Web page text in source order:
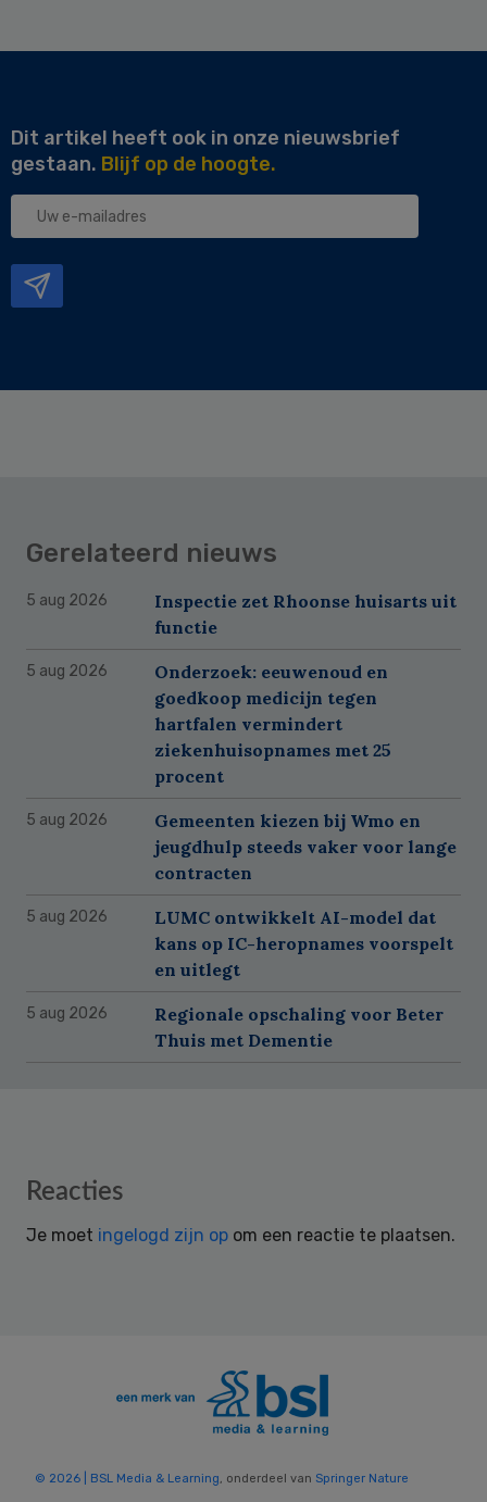
Dit artikel heeft ook in onze nieuwsbrief
gestaan. Blijf op de hoogte.
Uw
Gerelateerd nieuws
5 aug 2026
Inspectie zet Rhoonse huisarts uit
functie
5 aug 2026
Onderzoek: eeuwenoud en
goedkoop medicijn tegen
hartfalen vermindert
ziekenhuisopnames met 25
procent
5 aug 2026
Gemeenten kiezen bij Wmo en
jeugdhulp steeds vaker voor lange
contracten
5 aug 2026
LUMC ontwikkelt AI-model dat
kans op IC-heropnames voorspelt
en uitlegt
5 aug 2026
Regionale opschaling voor Beter
Thuis met Dementie
Reader
Reacties
Je moet ingelogd zijn op om een reactie te plaatsen.
© 2026 | BSL Media & Learning , onderdeel van Springer Nature